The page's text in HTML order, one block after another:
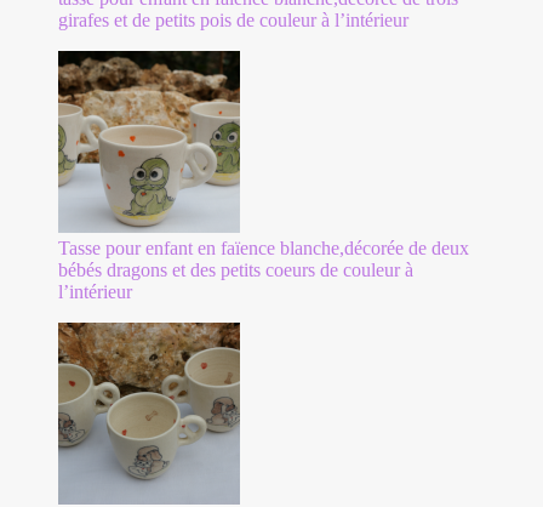
girafes et de petits pois de couleur à l’intérieur
Tasse pour enfant en faïence blanche,décorée de deux
bébés dragons et des petits coeurs de couleur à
l’intérieur